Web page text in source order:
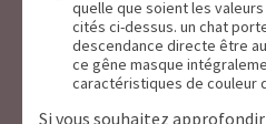
quelle que soient les
cités ci-dessus. un chat
descendance directe être
ce gêne masque
caractéristiques de couleur
Si vous souhaitez